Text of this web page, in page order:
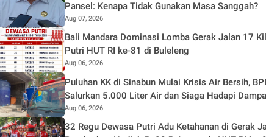
Pansel: Kenapa Tidak Gunakan Masa Sanggah?
Aug 07, 2026
Bali Mandara Dominasi Lomba Gerak Jalan 17
Putri HUT RI ke-81 di Buleleng
Aug 06, 2026
Puluhan KK di Sinabun Mulai Krisis Air Bersih,
Salurkan 5.000 Liter Air dan Siaga Hadapi
Aug 06, 2026
32 Regu Dewasa Putri Adu Ketahanan di Gerak